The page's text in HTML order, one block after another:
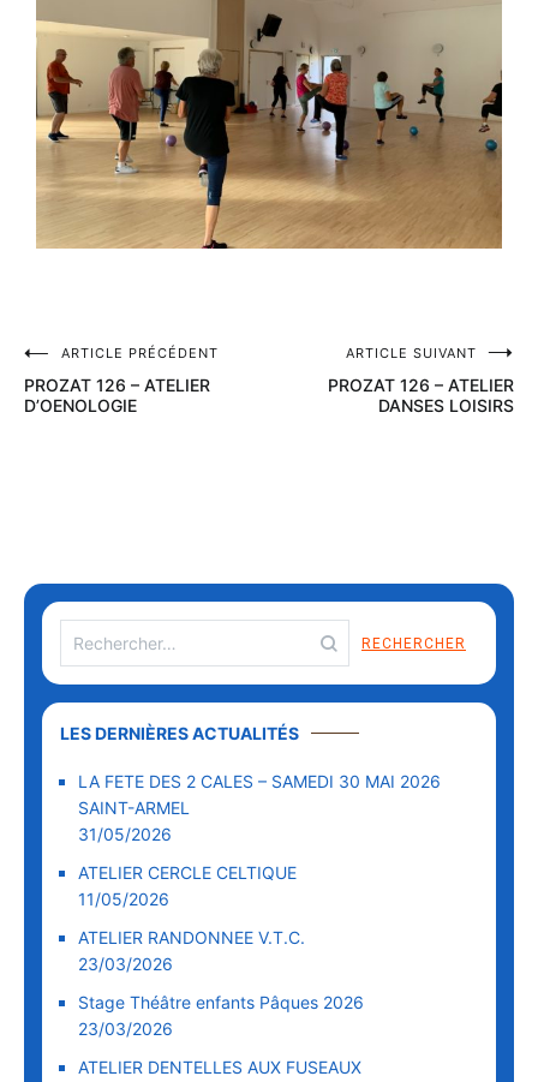
ARTICLE PRÉCÉDENT
PROZAT 126 – ATELIER
D’OENOLOGIE
ARTICLE SUIVANT
PROZAT 126 – ATELIER
DANSES LOISIRS
LES DERNIÈRES ACTUALITÉS
LA FETE DES 2 CALES – SAMEDI 30 MAI 2026
SAINT-ARMEL
31/05/2026
ATELIER CERCLE CELTIQUE
11/05/2026
ATELIER RANDONNEE V.T.C.
23/03/2026
Stage Théâtre enfants Pâques 2026
23/03/2026
ATELIER DENTELLES AUX FUSEAUX